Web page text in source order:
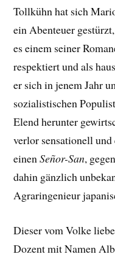
Tollkühn hat sich
ein Abenteuer
es einem seiner
respektiert und als
er sich in jenem Jahr
sozialistischen
Elend herunter
verlor sensationell
einenSeñor-San,
dahin gänzlich
Agraringenieur
Dieser vom Volke
Dozent mit Namen